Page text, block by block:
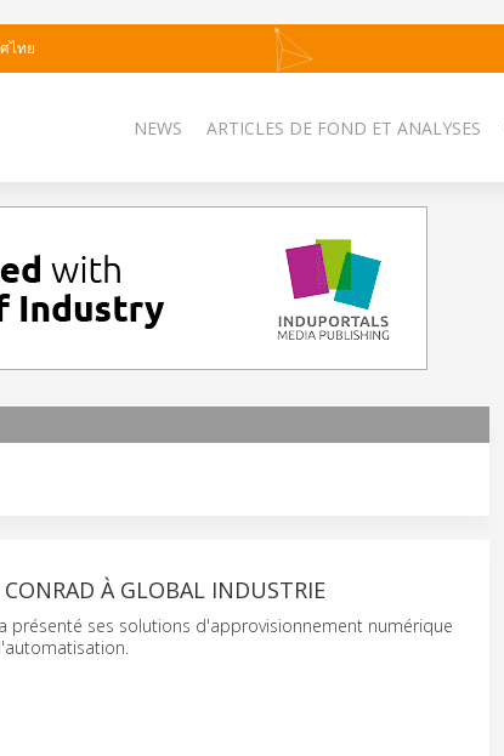
ไทย
NEWS ARTICLES DE FOND ET ANALYSES
À GLOBAL INDUSTRIE
présenté ses solutions d'approvisionnement numérique